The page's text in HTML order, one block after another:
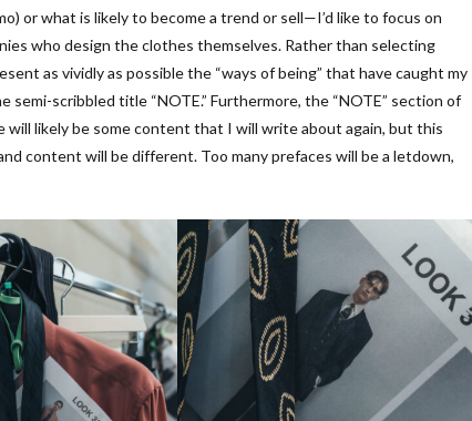
or what is likely to become a trend or sell—I’d like to focus on
who design the clothes themselves. Rather than selecting
as vividly as possible the “ways of being” that have caught my
scribbled title “NOTE.” Furthermore, the “NOTE” section of
will likely be some content that I will write about again, but this
content will be different. Too many prefaces will be a letdown,